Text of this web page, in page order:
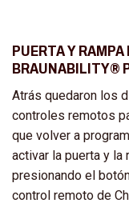
PUERTA Y
BRAUNABILITY®
Atrás quedaron los
controles remotos
que volver a
activar la puerta y la
presionando el
control remoto de